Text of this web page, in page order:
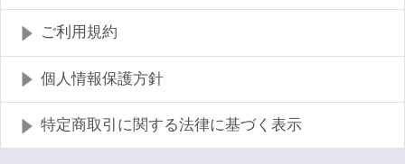
ご利用規約
個人情報保護方針
特定商取引に関する法律に基づく表示